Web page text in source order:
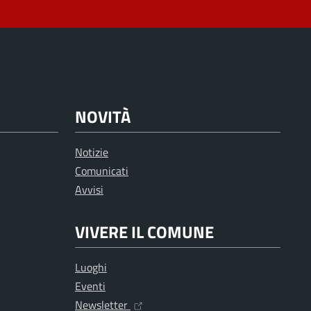
NOVITÀ
Notizie
Comunicati
Avvisi
VIVERE IL COMUNE
Luoghi
Eventi
Newsletter